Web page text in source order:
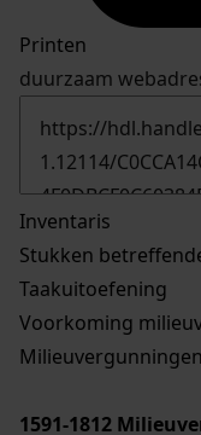
Printen
duurzaam
Inventaris
Stukken
Taakuitoefening
Voorkoming
Milieuvergunningen
1591-1812